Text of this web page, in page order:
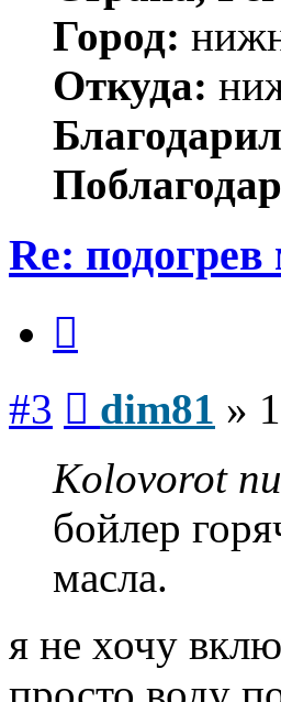
Город:
Откуда:
Re:
#3 dim81 »
Kolovorot
бойлер
масла.
я не хочу